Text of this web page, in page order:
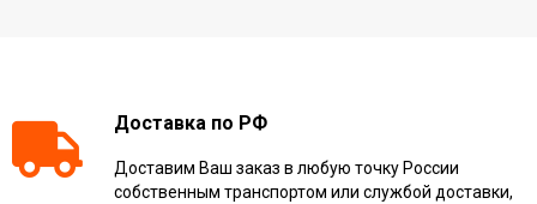
Доставка по РФ
Доставим Ваш заказ в любую точку России
собственным транспортом или службой доставки,